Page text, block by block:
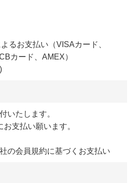
るお支払い（VISAカード、
カード、AMEX）
いたします。
支払い願います。
の会員規約に基づくお支払い